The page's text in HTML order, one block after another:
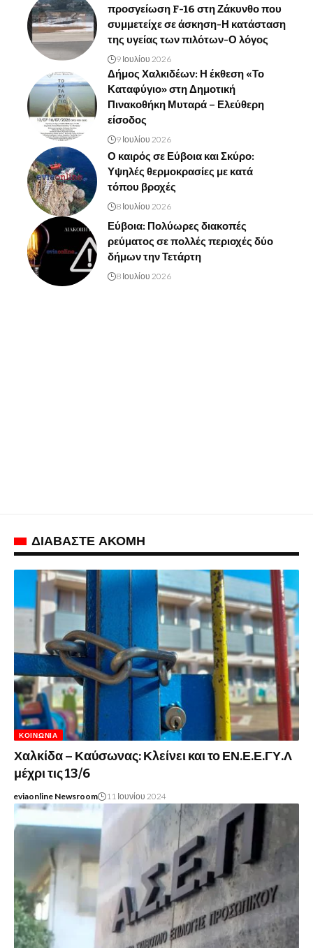
προσγείωση F-16 στη Ζάκυνθο που
συμμετείχε σε άσκηση-Η κατάσταση
της υγείας των πιλότων-Ο λόγος
9 Ιουλίου 2026
Δήμος Χαλκιδέων: Η έκθεση «Το
Καταφύγιο» στη Δημοτική
Πινακοθήκη Μυταρά – Ελεύθερη
είσοδος
9 Ιουλίου 2026
Ο καιρός σε Εύβοια και Σκύρο:
Υψηλές θερμοκρασίες με κατά
τόπου βροχές
8 Ιουλίου 2026
Εύβοια: Πολύωρες διακοπές
ρεύματος σε πολλές περιοχές δύο
δήμων την Τετάρτη
8 Ιουλίου 2026
ΔΙΑΒΑΣΤΕ ΑΚΟΜΗ
ΚΟΙΝΩΝΊΑ
Χαλκίδα – Καύσωνας: Κλείνει και το ΕΝ.Ε.Ε.ΓΥ.Λ
μέχρι τις 13/6
eviaonline Newsroom 11 Ιουνίου 2024